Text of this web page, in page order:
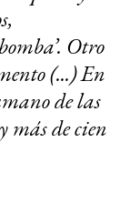
Otro
(...) En
de las
más de cien